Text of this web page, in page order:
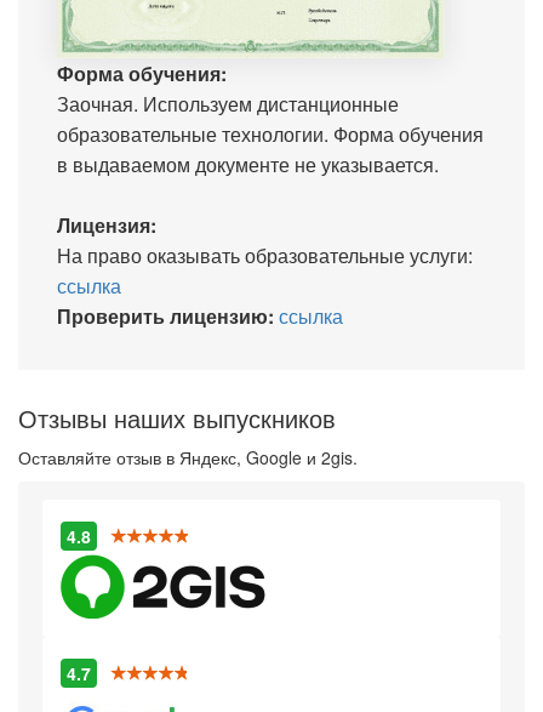
Форма обучения:
Заочная. Используем дистанционные
образовательные технологии. Форма обучения
в выдаваемом документе не указывается.
Лицензия:
На право оказывать образовательные услуги:
ссылка
Проверить лицензию: ссылка
Отзывы наших выпускников
Оставляйте отзыв в Яндекс, Google и 2gis.
4.8
4.7